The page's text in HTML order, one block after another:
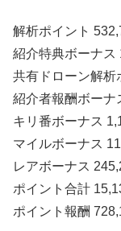
解析ポイント
紹介特典ボーナス
共有ドローン解析
紹介者報酬ボーナ
キリ番ボーナス
マイルボーナス
レアボーナス
ポイント合計
ポイント報酬